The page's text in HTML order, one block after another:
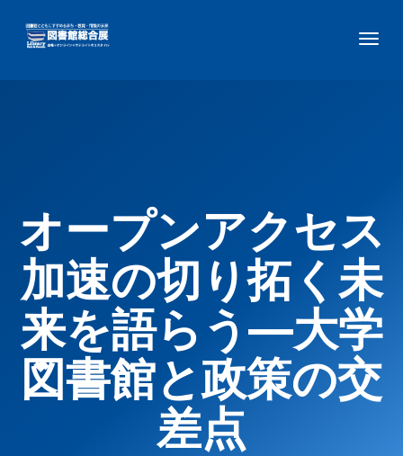
ー
用
メ
オープンアクセス
加速の切り拓く未
来を語らう―大学
図書館と政策の交
差点